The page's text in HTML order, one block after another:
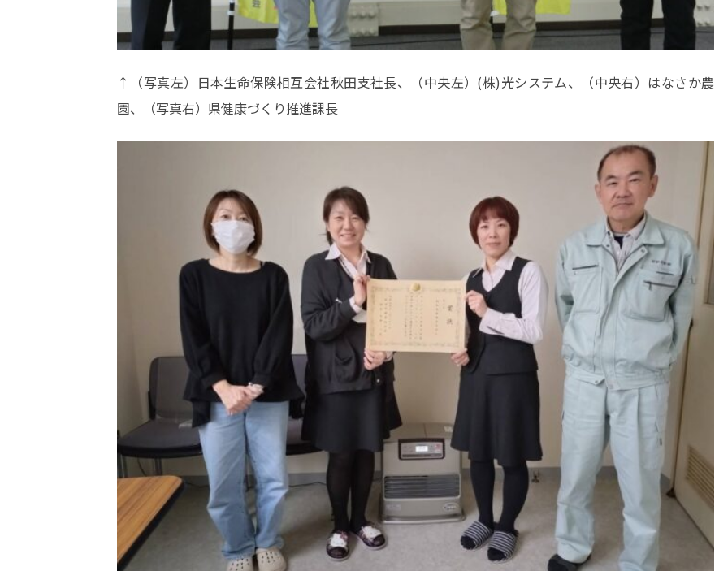
↑（写真左）日本生命保険相互会社秋田支社長、（中央左）(株)光システム、（中央右）はなさか農
園、（写真右）県健康づくり推進課長